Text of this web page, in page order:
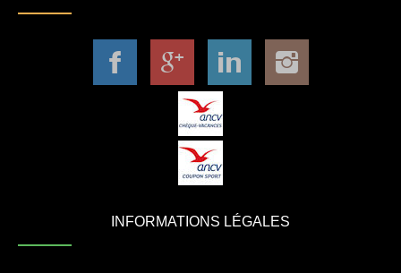
INFORMATIONS LÉGALES